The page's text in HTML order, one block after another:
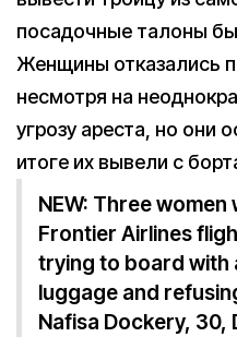
посадочные талоны
Женщины отказались
несмотря на
угрозу ареста, но они
итоге их вывели с
NEW: Three
Frontier Airlines
trying to board with
luggage and
Nafisa Dockery, 30,